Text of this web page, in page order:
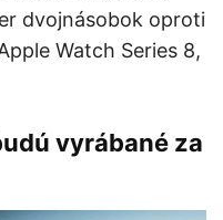
dvojnásobok oproti
Watch Series 8,
vyrábané za